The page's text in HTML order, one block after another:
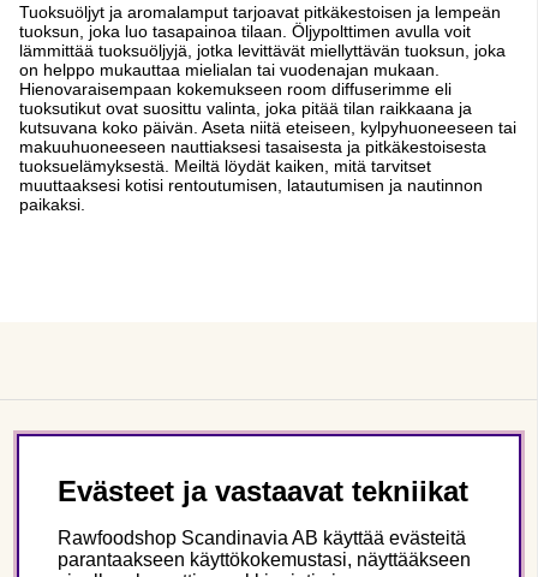
Tuoksuöljyt ja aromalamput tarjoavat pitkäkestoisen ja lempeän
tuoksun, joka luo tasapainoa tilaan. Öljypolttimen avulla voit
lämmittää tuoksuöljyjä, jotka levittävät miellyttävän tuoksun, joka
on helppo mukauttaa mielialan tai vuodenajan mukaan.
Hienovaraisempaan kokemukseen room diffuserimme eli
tuoksutikut ovat suosittu valinta, joka pitää tilan raikkaana ja
kutsuvana koko päivän. Aseta niitä eteiseen, kylpyhuoneeseen tai
makuuhuoneeseen nauttiaksesi tasaisesta ja pitkäkestoisesta
tuoksuelämyksestä. Meiltä löydät kaiken, mitä tarvitset
muuttaaksesi kotisi rentoutumisen, latautumisen ja nautinnon
paikaksi.
Evästeet ja vastaavat tekniikat
Rawfoodshop Scandinavia AB käyttää evästeitä
parantaakseen käyttökokemustasi, näyttääkseen